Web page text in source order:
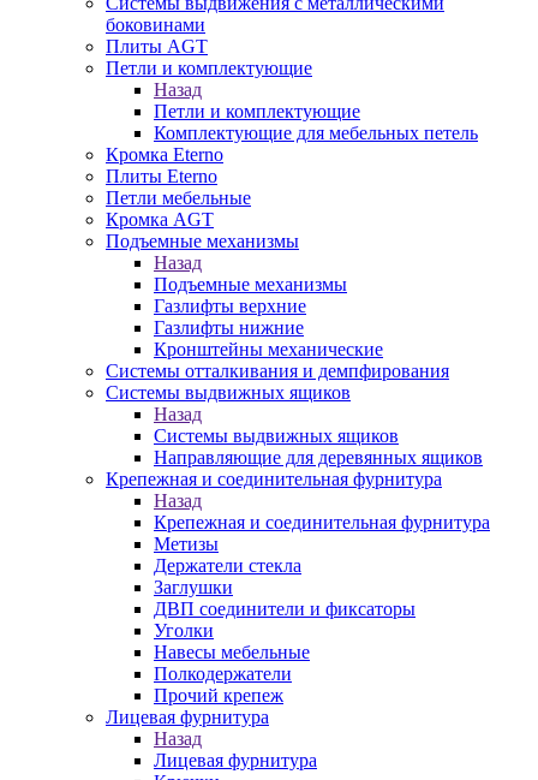
боковинами
Плиты AGT
Петли и комплектующие
Назад
Петли и комплектующие
Комплектующие для мебельных петель
Кромка Eterno
Плиты Eterno
Петли мебельные
Кромка AGT
Подъемные механизмы
Назад
Подъемные механизмы
Газлифты верхние
Газлифты нижние
Кронштейны механические
Системы отталкивания и демпфирования
Системы выдвижных ящиков
Назад
Системы выдвижных ящиков
Направляющие для деревянных ящиков
Крепежная и соединительная фурнитура
Назад
Крепежная и соединительная фурнитура
Метизы
Держатели стекла
Заглушки
ДВП соединители и фиксаторы
Уголки
Навесы мебельные
Полкодержатели
Прочий крепеж
Лицевая фурнитура
Назад
Лицевая фурнитура